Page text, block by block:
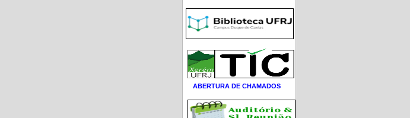
ABERTURA DE CHAMADOS